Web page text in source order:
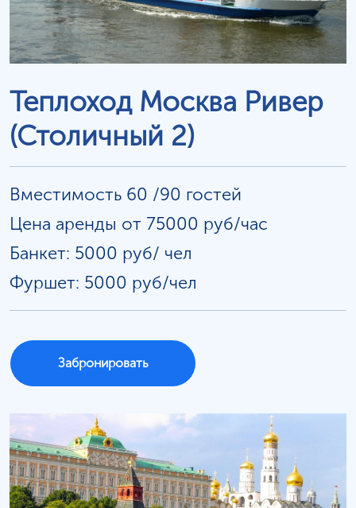
Теплоход Москва Ривер
(Столичный 2)
Вместимость 60 /90 гостей
Цена аренды от 75000 руб/час
Банкет: 5000 руб/ чел
Фуршет: 5000 руб/чел
Забронировать